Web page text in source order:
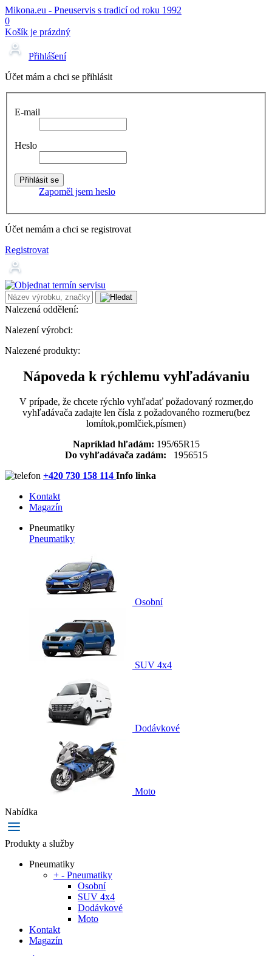
Mikona.eu - Pneuservis s tradicí od roku 1992
0
Košík je prázdný
Přihlášení
Účet mám a chci se přihlásit
E-mail
Heslo
Zapoměl jsem heslo
Účet nemám a chci se registrovat
Registrovat
Nalezená oddělení:
Nalezení výrobci:
Nalezené produkty:
Nápoveda k rýchlemu vyhľadávaniu
V prípade, že chcete rýchlo vyhľadať požadovaný rozmer,do
vyhľadávača zadajte len čísla z požadovaného rozmeru(bez
lomítok,pomlčiek,písmen)
Napríklad hľadám: 195/65R15
Do vyhľadávača zadám: 1956515
+420 730 158 114 Info linka
Kontakt
Magazín
Pneumatiky
Pneumatiky
Osobní
SUV 4x4
Dodávkové
Moto
Nabídka
Produkty a služby
Pneumatiky
+ - Pneumatiky
Osobní
SUV 4x4
Dodávkové
Moto
Kontakt
Magazín